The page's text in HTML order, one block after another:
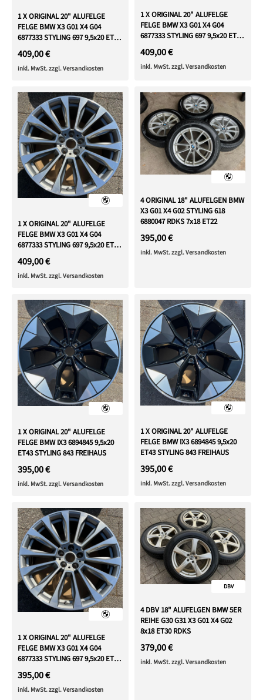
1 X ORIGINAL 20" ALUFELGE
FELGE BMW X3 G01 X4 G04
6877333 STYLING 697 9,5x20 ET43
409,00 €
inkl. MwSt. zzgl. Versandkosten
1 X ORIGINAL 20" ALUFELGE
FELGE BMW X3 G01 X4 G04
6877333 STYLING 697 9,5x20 ET43
FREIHAUS
409,00 €
inkl. MwSt. zzgl. Versandkosten
1 X ORIGINAL 20" ALUFELGE
FELGE BMW X3 G01 X4 G04
6877333 STYLING 697 9,5x20 ET43
FREIHAUS
409,00 €
inkl. MwSt. zzgl. Versandkosten
4 ORIGINAL 18" ALUFELGEN BMW
X3 G01 X4 G02 STYLING 618
6880047 RDKS 7x18 ET22
395,00 €
inkl. MwSt. zzgl. Versandkosten
1 X ORIGINAL 20" ALUFELGE
FELGE BMW IX3 6894845 9,5x20
ET43 STYLING 843 FREIHAUS
395,00 €
inkl. MwSt. zzgl. Versandkosten
1 X ORIGINAL 20" ALUFELGE
FELGE BMW IX3 6894845 9,5x20
ET43 STYLING 843 FREIHAUS
395,00 €
inkl. MwSt. zzgl. Versandkosten
1 X ORIGINAL 20" ALUFELGE
FELGE BMW X3 G01 X4 G04
6877333 STYLING 697 9,5x20 ET43
FREIHAUS
395,00 €
inkl. MwSt. zzgl. Versandkosten
DBV
4 DBV 18" ALUFELGEN BMW 5ER
REIHE G30 G31 X3 G01 X4 G02
8x18 ET30 RDKS
379,00 €
inkl. MwSt. zzgl. Versandkosten